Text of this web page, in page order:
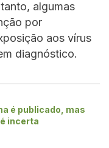
algumas
por
aos vírus
diagnóstico.
é publicado, mas
incerta